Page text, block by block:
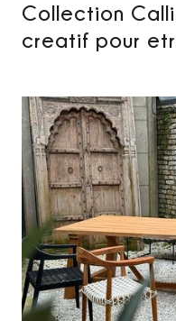
Collection
creatif pour